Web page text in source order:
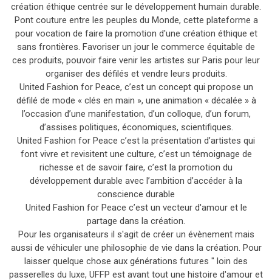
création éthique centrée sur le développement humain durable.
Pont couture entre les peuples du Monde, cette plateforme a
pour vocation de faire la promotion d'une création éthique et
sans frontières. Favoriser un jour le commerce équitable de
ces produits, pouvoir faire venir les artistes sur Paris pour leur
organiser des défilés et vendre leurs produits.
United Fashion for Peace, c’est un concept qui propose un
défilé de mode « clés en main », une animation « décalée » à
l’occasion d’une manifestation, d’un colloque, d’un forum,
d’assises politiques, économiques, scientifiques.
United Fashion for Peace c’est la présentation d’artistes qui
font vivre et revisitent une culture, c’est un témoignage de
richesse et de savoir faire, c’est la promotion du
développement durable avec l’ambition d’accéder à la
conscience durable
United Fashion for Peace c’est un vecteur d'amour et le
partage dans la création.
Pour les organisateurs il s'agit de créer un évènement mais
aussi de véhiculer une philosophie de vie dans la création. Pour
laisser quelque chose aux générations futures " loin des
passerelles du luxe, UFFP est avant tout une histoire d'amour et